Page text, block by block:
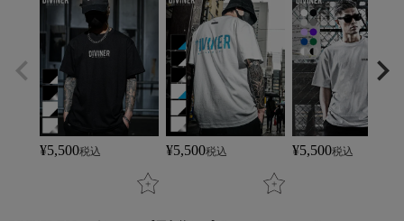
¥5,500税込 ¥5,500税込 ¥5,500税込